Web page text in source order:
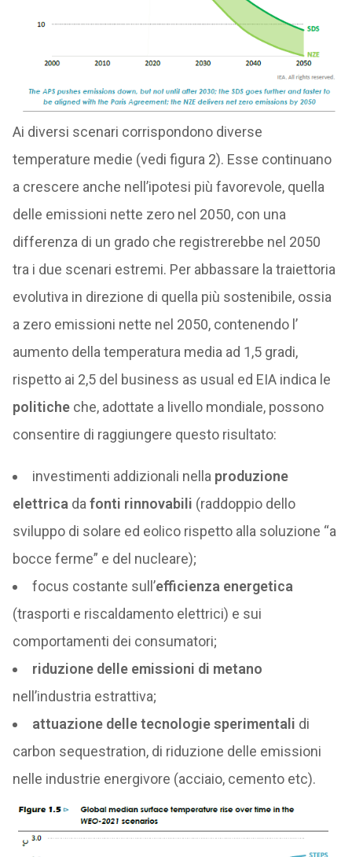
Ai diversi scenari corrispondono diverse
temperature medie (vedi figura 2). Esse continuano
a crescere anche nell’ipotesi più favorevole, quella
delle emissioni nette zero nel 2050, con una
differenza di un grado che registrerebbe nel 2050
tra i due scenari estremi. Per abbassare la traiettoria
evolutiva in direzione di quella più sostenibile, ossia
a zero emissioni nette nel 2050, contenendo l’
aumento della temperatura media ad 1,5 gradi,
rispetto ai 2,5 del business as usual ed EIA indica le
politicheche, adottate a livello mondiale, possono
consentire di raggiungere questo risultato:
investimenti addizionali nella produzione
elettrica da fonti rinnovabili (raddoppio dello
sviluppo di solare ed eolico rispetto alla soluzione “a
bocce ferme” e del nucleare);
focus costante sull’efficienza energetica
(trasporti e riscaldamento elettrici) e sui
comportamenti dei consumatori;
riduzione delle emissioni di metano
nell’industria estrattiva;
attuazione delle tecnologie sperimentali di
carbon sequestration, di riduzione delle emissioni
nelle industrie energivore (acciaio, cemento etc).